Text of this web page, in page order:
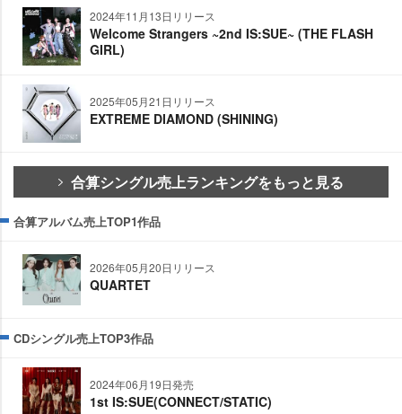
2024年11月13日リリース
Welcome Strangers ~2nd IS:SUE~ (THE FLASH
GIRL)
2025年05月21日リリース
EXTREME DIAMOND (SHINING)
合算シングル売上ランキングをもっと見る
合算アルバム売上TOP1作品
2026年05月20日リリース
QUARTET
CDシングル売上TOP3作品
2024年06月19日発売
1st IS:SUE(CONNECT/STATIC)